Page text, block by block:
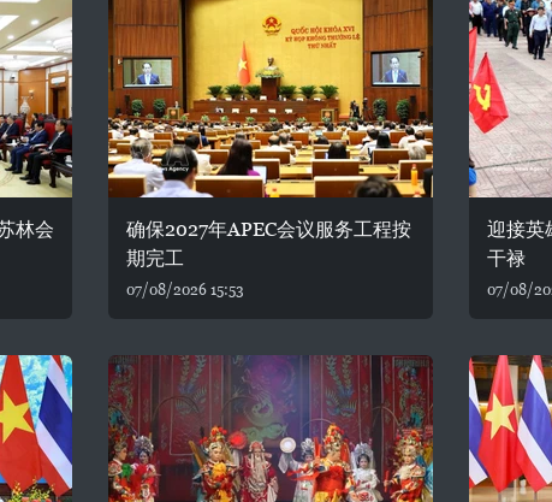
林会
确保2027年APEC会议服务工程按
期完工
07/08/2026 15:53
迎接
干禄
07/08/